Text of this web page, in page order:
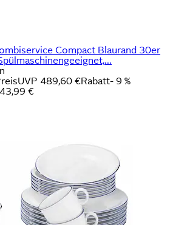
Compact Blaurand 30er
UVP 489,60 €Rabatt- 9 %
€